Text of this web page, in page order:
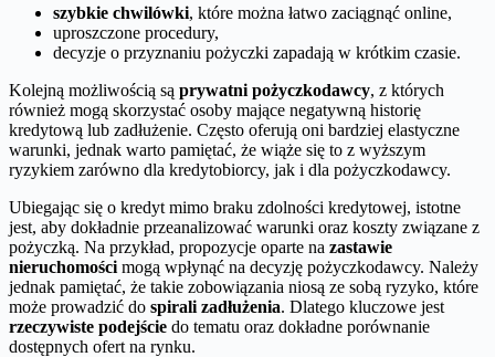
szybkie chwilówki, które można łatwo zaciągnąć online,
uproszczone procedury,
decyzje o przyznaniu pożyczki zapadają w krótkim czasie.
Kolejną możliwością są prywatni pożyczkodawcy, z których
również mogą skorzystać osoby mające negatywną historię
kredytową lub zadłużenie. Często oferują oni bardziej elastyczne
warunki, jednak warto pamiętać, że wiąże się to z wyższym
ryzykiem zarówno dla kredytobiorcy, jak i dla pożyczkodawcy.
Ubiegając się o kredyt mimo braku zdolności kredytowej, istotne
jest, aby dokładnie przeanalizować warunki oraz koszty związane z
pożyczką. Na przykład, propozycje oparte na zastawie
nieruchomości mogą wpłynąć na decyzję pożyczkodawcy. Należy
jednak pamiętać, że takie zobowiązania niosą ze sobą ryzyko, które
może prowadzić do spirali zadłużenia. Dlatego kluczowe jest
rzeczywiste podejście do tematu oraz dokładne porównanie
dostępnych ofert na rynku.